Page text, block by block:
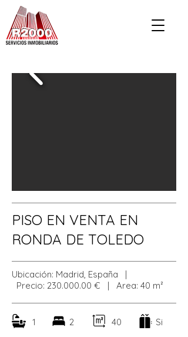
PISO EN VENTA EN
RONDA DE TOLEDO
Ubicación: Madrid, España |
Precio: 230.000.00 € | Area: 40 m²
1 2 40 Si